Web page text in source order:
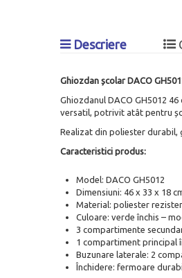
Descriere
Ghiozdan școlar DACO
Ghiozdanul DACO GH5012
versatil, potrivit atât pentru
Realizat din poliester durabil,
Caracteristici produs:
Model: DACO GH5012
Dimensiuni: 46 x 33 x 18
Material: poliester
Culoare: verde închis –
3 compartimente
1 compartiment principal
Buzunare laterale: 2
Închidere: fermoare